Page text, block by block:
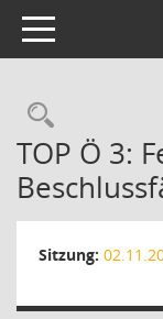
Toggle navigation
TOP Ö 3:
Sitzung: